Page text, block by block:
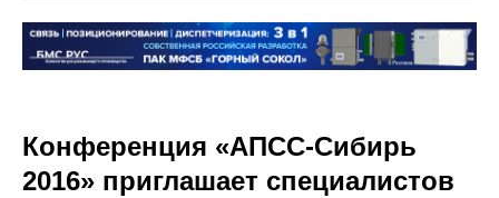
Конференция «АПСС-Сибирь
2016» приглашает специалистов